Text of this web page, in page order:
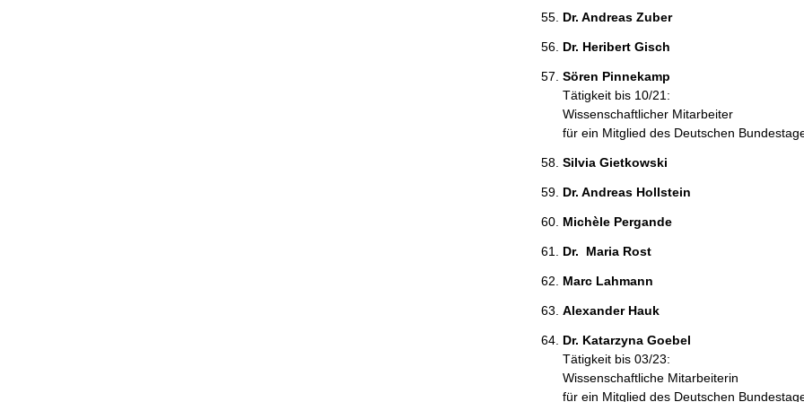
Dr. Andreas Zuber
Dr. Heribert Gisch
Sören Pinnekamp
Tätigkeit bis 10/21:
Wissenschaftlicher Mitarbeiter
für ein Mitglied des Deutschen
Silvia Gietkowski
Dr. Andreas Hollstein
Michèle Pergande
Dr.  Maria Rost
Marc Lahmann
Alexander Hauk
Dr. Katarzyna Goebel
Tätigkeit bis 03/23:
Wissenschaftliche Mitarbeiterin
für ein Mitglied des Deutschen